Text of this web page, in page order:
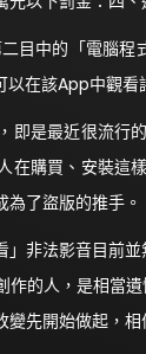
目中的「電腦
在該App中觀
即是最近很流行
在購買、安裝這
了盜版的推手。
非法影音目前
的人，是相當
先開始做起，